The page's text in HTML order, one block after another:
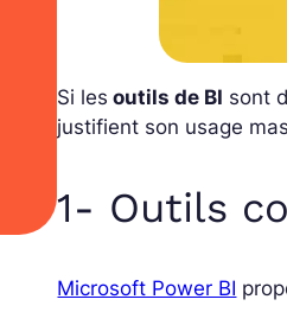
Si les outils de BI sont
justifient son usage
1- Outils
Microsoft Power BI